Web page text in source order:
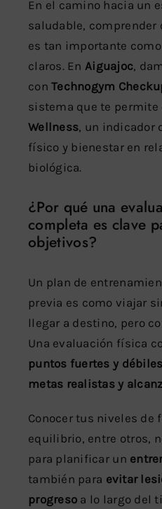
En el camino hacia un
saludable, comprender
es tan importante
claros. En Aiguajoc,
conTechnogym
sistema que te permite
Wellness, un indicador
físico y bienestar en
biológica.
¿Por qué una
completa es clave
objetivos?
Un plan de
previa es como viajar
llegar a destino, pero
Una evaluación física
puntos fuertes y débiles
metas realistas y
Conocer tus niveles de
equilibrio, entre otros,
para planificar un
también para evitar
progreso a lo largo del